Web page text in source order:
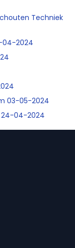
Techniek
04-2024
03-05-2024
24-04-2024